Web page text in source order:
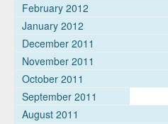
February 2012
January 2012
December 2011
November 2011
October 2011
September 2011
August 2011